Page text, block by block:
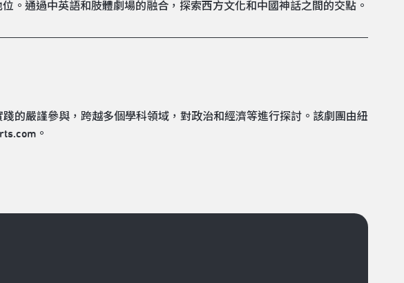
。通過中英語和肢體劇場的融合，探索西方文化和中國神話之間的交點。
的嚴謹參與，跨越多個學科領域，對政治和經濟等進行探討。該劇團由紐
。